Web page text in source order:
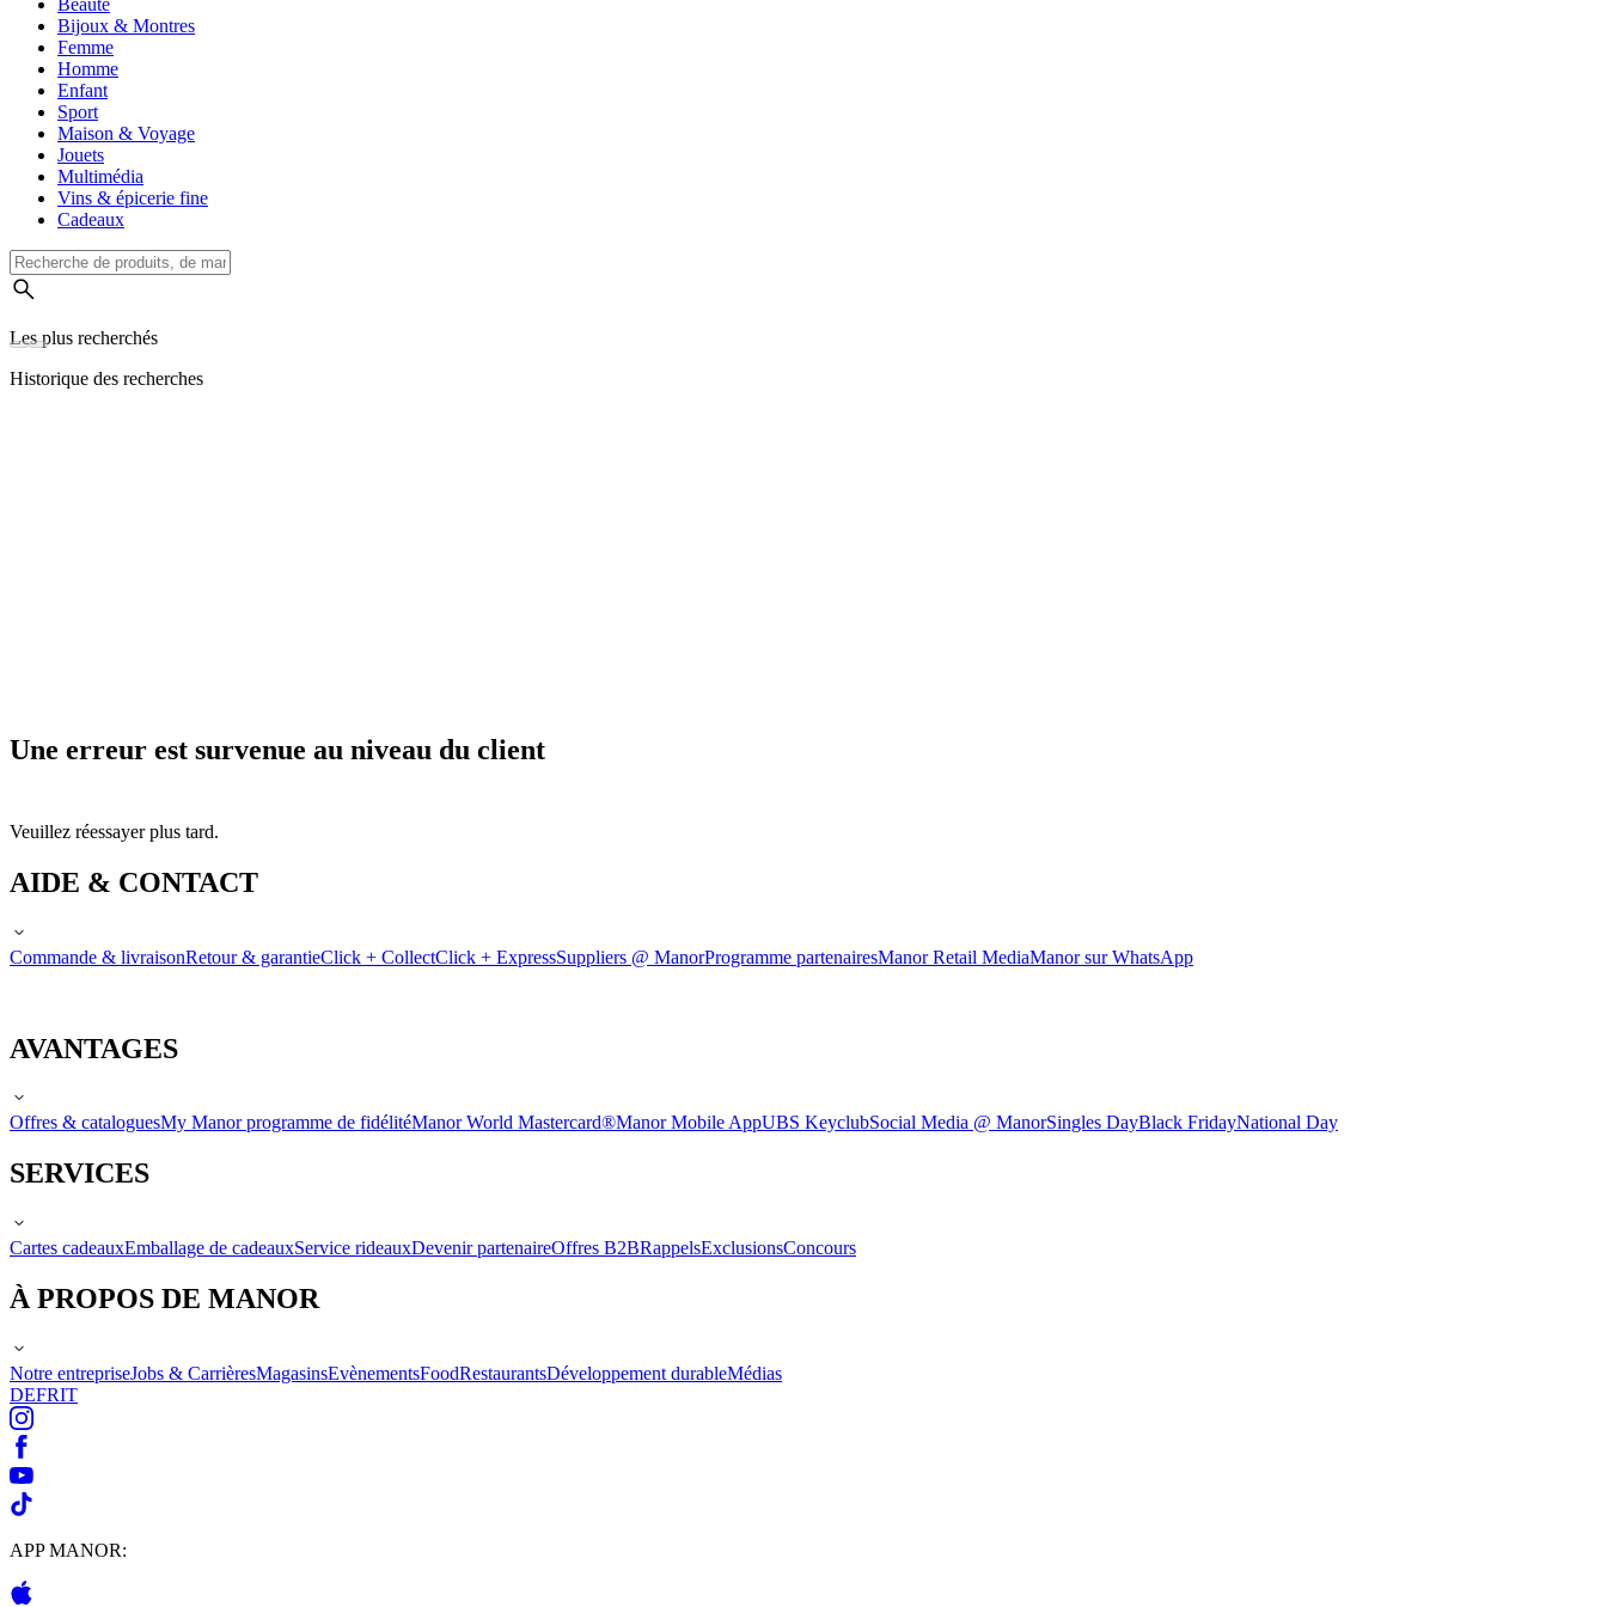
Beauté
Bijoux & Montres
Femme
Homme
Enfant
Sport
Maison & Voyage
Jouets
Multimédia
Vins & épicerie fine
Cadeaux
Les plus recherchés
Historique des recherches
Une erreur est survenue au niveau du client
Veuillez réessayer plus tard.
AIDE & CONTACT
Commande & livraisonRetour & garantieClick + CollectClick + ExpressSuppliers @ ManorProgramme partenairesManor Retail MediaManor sur WhatsApp
AVANTAGES
Offres & cataloguesMy Manor programme de fidélitéManor World Mastercard®Manor Mobile AppUBS KeyclubSocial Media @ ManorSingles DayBlack FridayNational Day
SERVICES
Cartes cadeauxEmballage de cadeauxService rideauxDevenir partenaireOffres B2BRappelsExclusionsConcours
À PROPOS DE MANOR
Notre entrepriseJobs & CarrièresMagasinsEvènementsFoodRestaurantsDéveloppement durableMédias
DEFRIT
APP MANOR: